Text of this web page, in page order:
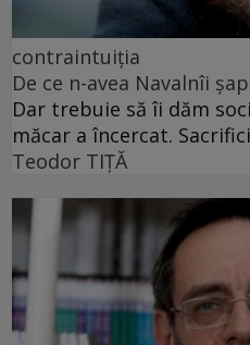
contraintuiția
De ce n-avea Navalnîi
Dar trebuie să îi dăm
măcar a încercat.
Teodor TIŢĂ